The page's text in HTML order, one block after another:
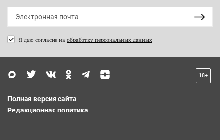
Я даю согласие на обработку персональных данных
18+
Полная версия сайта
Редакционная политика